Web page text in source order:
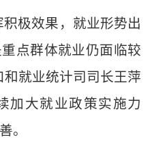
极效果，就业形势出
点群体就业仍面临较
和就业统计司司长王萍
加大就业政策实施力
。